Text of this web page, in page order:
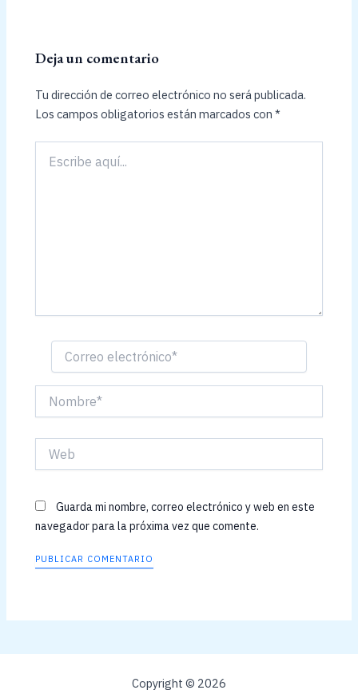
Deja un comentario
Tu dirección de correo electrónico no será publicada.
Los campos obligatorios están marcados con*
aquí...
electrónico*
Nombre*
Guarda mi nombre, correo electrónico y web en este
navegador para la próxima vez que comente.
Copyright © 2026